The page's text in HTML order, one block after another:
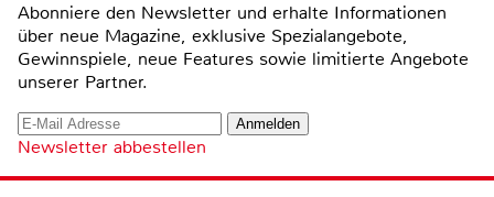
Abonniere den Newsletter und erhalte Informationen
über neue Magazine, exklusive Spezialangebote,
Gewinnspiele, neue Features sowie limitierte Angebote
unserer Partner.
Newsletter abbestellen